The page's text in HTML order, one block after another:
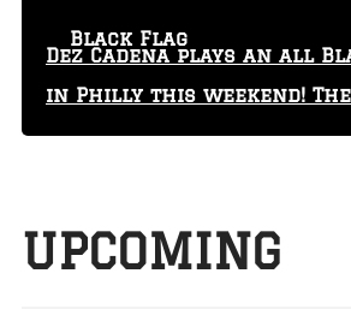
Dez Cadena plays an all
in Philly this weekend!
29 tickets left!
Black Flag
UPCOMING